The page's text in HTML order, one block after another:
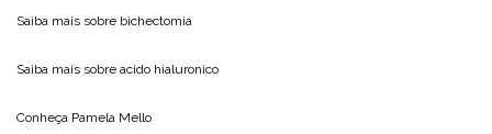
Saiba mais sobre bichectomia
Saiba mais sobre acido hialuronico
Conheça Pamela Mello